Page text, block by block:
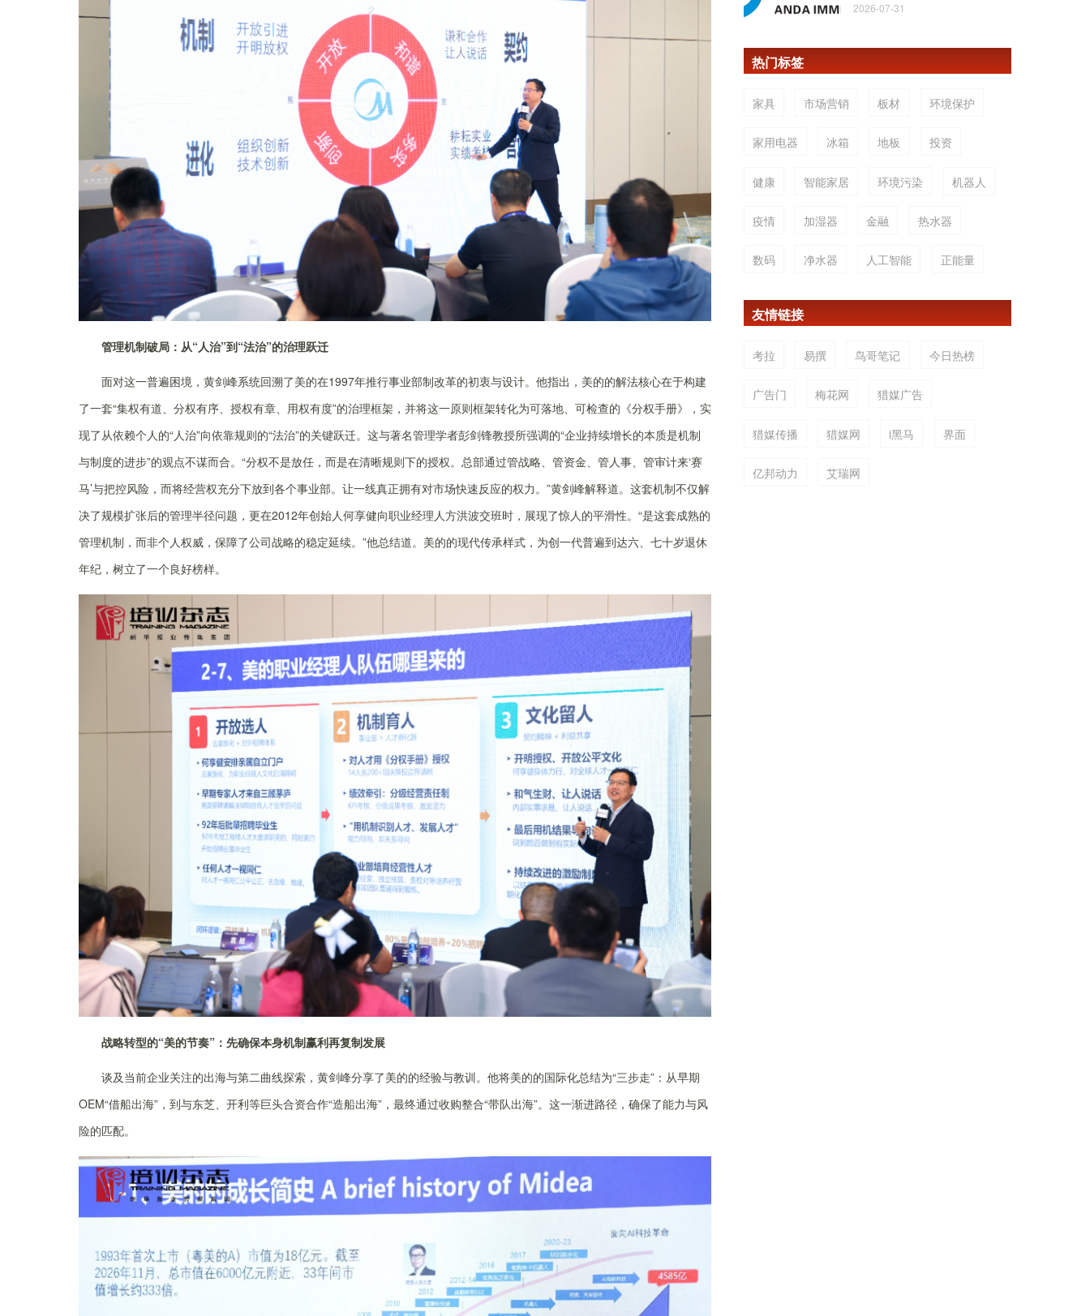
管理机制破局：从“人治”到“法治”的治理跃迁
面对这一普遍困境，黄剑峰系统回溯了美的在1997年推行事业部制改革的初衷与设计。他指出，美的的解法核心在于构建
了一套“集权有道、分权有序、授权有章、用权有度”的治理框架，并将这一原则框架转化为可落地、可检查的《分权手册》，实
现了从依赖个人的“人治”向依靠规则的“法治”的关键跃迁。这与著名管理学者彭剑锋教授所强调的“企业持续增长的本质是机制
与制度的进步”的观点不谋而合。“分权不是放任，而是在清晰规则下的授权。总部通过管战略、管资金、管人事、管审计来‘赛
马’与把控风险，而将经营权充分下放到各个事业部。让一线真正拥有对市场快速反应的权力。”黄剑峰解释道。这套机制不仅解
决了规模扩张后的管理半径问题，更在2012年创始人何享健向职业经理人方洪波交班时，展现了惊人的平滑性。“是这套成熟的
管理机制，而非个人权威，保障了公司战略的稳定延续。”他总结道。美的的现代传承样式，为创一代普遍到达六、七十岁退休
年纪，树立了一个良好榜样。
战略转型的“美的节奏”： 先确保本身机制赢利再复制发展
谈及当前企业关注的出海与第二曲线探索，黄剑峰分享了美的的经验与教训。他将美的的国际化总结为“三步走”：从早期
OEM“借船出海”，到与东芝、开利等巨头合资合作“造船出海”，最终通过收购整合“带队出海”。这一渐进路径，确保了能力与风
险的匹配。
2026-07-31
热门标签
家具 市场营销 板材 环境保护
家用电器 冰箱 地板 投资
健康 智能家居 环境污染 机器人
疫情 加湿器 金融 热水器
数码 净水器 人工智能 正能量
友情链接
考拉 易撰 鸟哥笔记 今日热榜
广告门 梅花网 猎媒广告
猎媒传播 猎媒网 i黑马 界面
亿邦动力 艾瑞网